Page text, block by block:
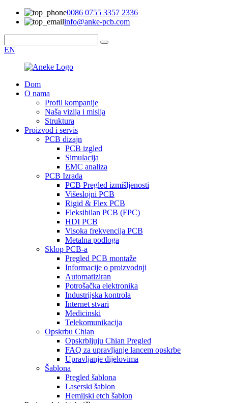
0086 0755 3357 2336
info@anke-pcb.com
EN
Dom
O nama
Profil kompanije
Naša vizija i misija
Struktura
Proizvod i servis
PCB dizajn
PCB izgled
Simulacija
EMC analiza
PCB Izrada
PCB Pregled izmišljenosti
Višeslojni PCB
Rigid & Flex PCB
Fleksibilan PCB (FPC)
HDI PCB
Visoka frekvencija PCB
Metalna podloga
Sklop PCB-a
Pregled PCB montaže
Informacije o proizvodnji
Automatiziran
Potrošačka elektronika
Industrijska kontrola
Internet stvari
Medicinski
Telekomunikacija
Opskrbu Chian
Opskrbljuju Chian Pregled
FAQ za upravljanje lancem opskrbe
Upravljanje dijelovima
Šablona
Pregled šablona
Laserski šablon
Hemijski etch šablon